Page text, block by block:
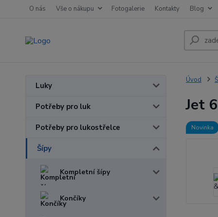
O nás Vše o nákupu Fotogalerie Kontakty Blog
Luky
Potřeby pro luk
Potřeby pro lukostřelce
Šípy
Kompletní šípy
Končíky
Úvod
Jet
Novinka